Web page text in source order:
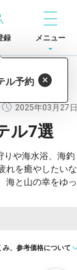
録 メニュー
2025年03月27日
ル7選
りや海水浴、海釣
れを癒やしたいな
海と山の幸をゆっ
み、参考価格について